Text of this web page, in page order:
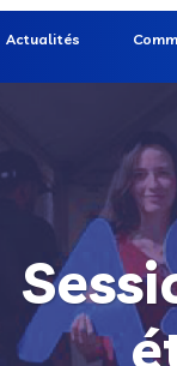
Actualités